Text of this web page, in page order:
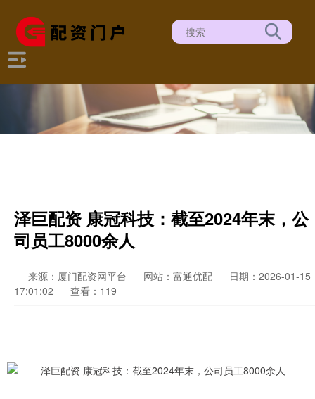
泽巨配资 康冠科技：截至2024年末，公
司员工8000余人
来源：厦门配资网平台 网站：富通优配
日期：2026-01-15
17:01:02
查看：119